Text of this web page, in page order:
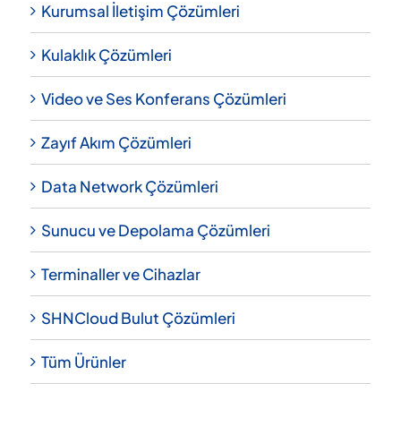
Kurumsal İletişim Çözümleri
Kulaklık Çözümleri
Video ve Ses Konferans Çözümleri
Zayıf Akım Çözümleri
Data Network Çözümleri
Sunucu ve Depolama Çözümleri
Terminaller ve Cihazlar
SHNCloud Bulut Çözümleri
Tüm Ürünler